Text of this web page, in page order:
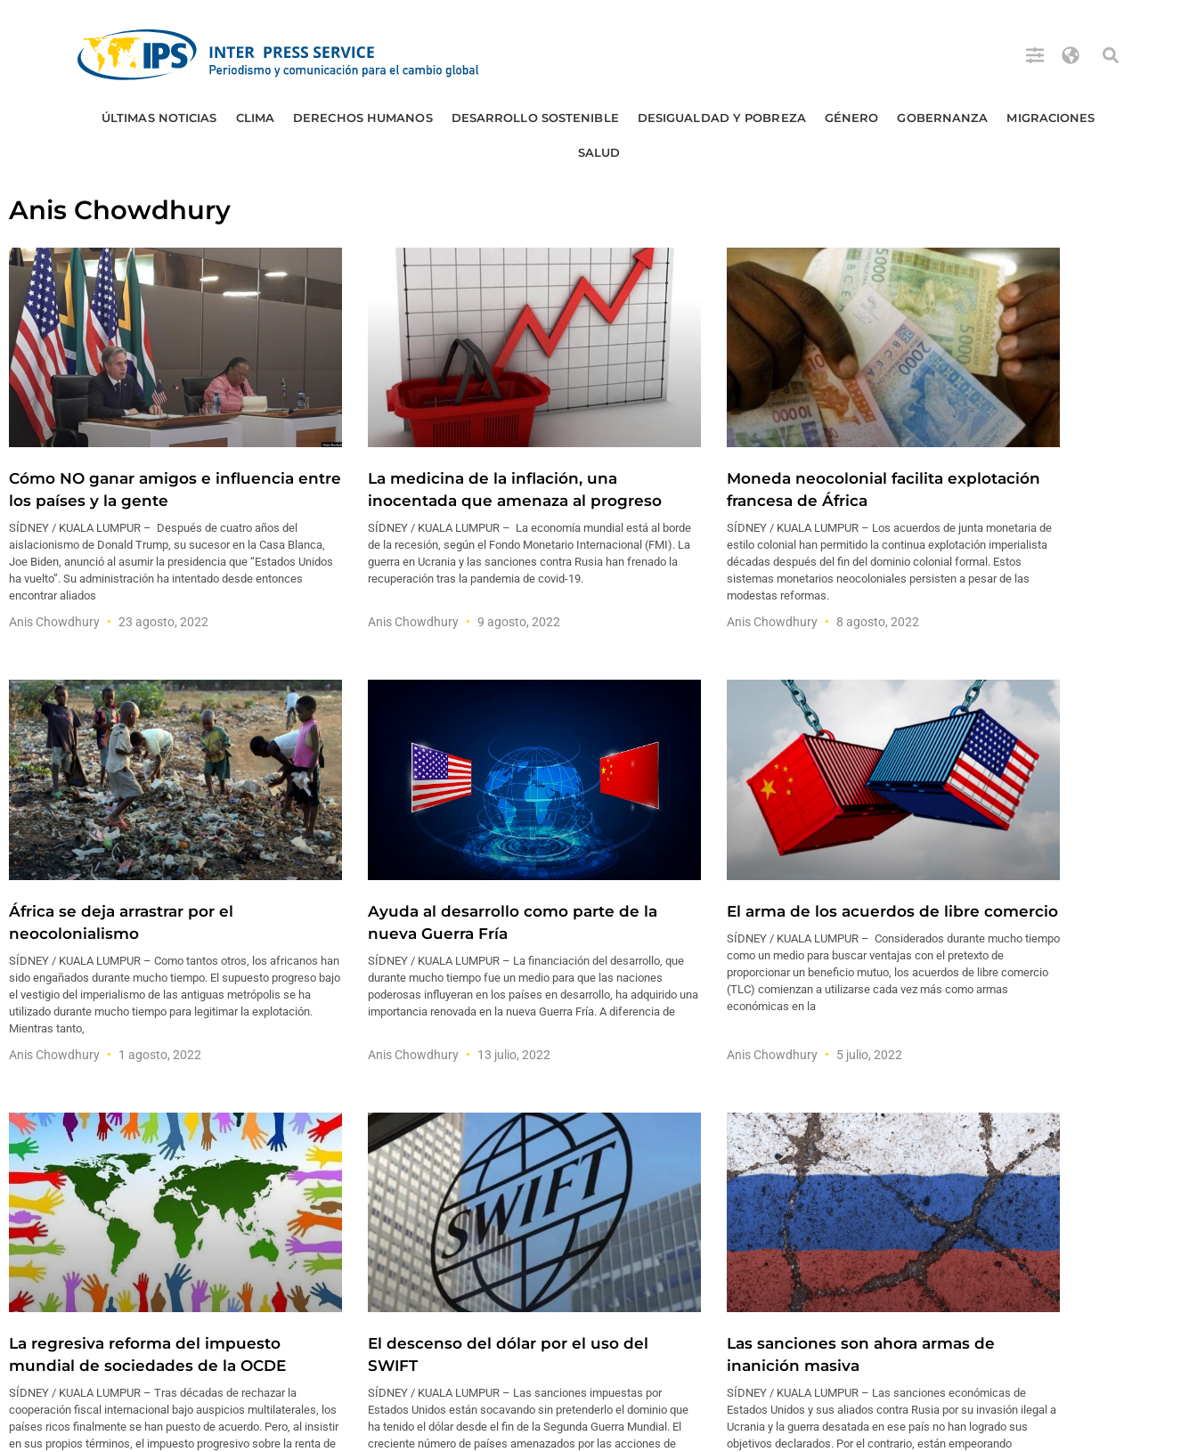
ÚLTIMAS NOTICIAS CLIMA DERECHOS HUMANOS DESARROLLO SOSTENIBLE DESIGUALDAD Y POBREZA GÉNERO GOBERNANZA MIGRACIONES
SALUD
Anis Chowdhury
Cómo NO ganar amigos e influencia entre
los países y la gente
SÍDNEY / KUALA LUMPUR – Después de cuatro años del
aislacionismo de Donald Trump, su sucesor en la Casa Blanca,
Joe Biden, anunció al asumir la presidencia que “Estados Unidos
ha vuelto”. Su administración ha intentado desde entonces
encontrar aliados
Anis Chowdhury 23 agosto, 2022
La medicina de la inflación, una
inocentada que amenaza al progreso
SÍDNEY / KUALA LUMPUR – La economía mundial está al borde
de la recesión, según el Fondo Monetario Internacional (FMI). La
guerra en Ucrania y las sanciones contra Rusia han frenado la
recuperación tras la pandemia de covid-19.
Anis Chowdhury 9 agosto, 2022
Moneda neocolonial facilita explotación
francesa de África
SÍDNEY / KUALA LUMPUR – Los acuerdos de junta monetaria de
estilo colonial han permitido la continua explotación imperialista
décadas después del fin del dominio colonial formal. Estos
sistemas monetarios neocoloniales persisten a pesar de las
modestas reformas.
Anis Chowdhury 8 agosto, 2022
África se deja arrastrar por el
neocolonialismo
SÍDNEY / KUALA LUMPUR – Como tantos otros, los africanos han
sido engañados durante mucho tiempo. El supuesto progreso bajo
el vestigio del imperialismo de las antiguas metrópolis se ha
utilizado durante mucho tiempo para legitimar la explotación.
Mientras tanto,
Anis Chowdhury 1 agosto, 2022
Ayuda al desarrollo como parte de la
nueva Guerra Fría
SÍDNEY / KUALA LUMPUR – La financiación del desarrollo, que
durante mucho tiempo fue un medio para que las naciones
poderosas influyeran en los países en desarrollo, ha adquirido una
importancia renovada en la nueva Guerra Fría. A diferencia de
Anis Chowdhury 13 julio, 2022
El arma de los acuerdos de libre comercio
SÍDNEY / KUALA LUMPUR – Considerados durante mucho tiempo
como un medio para buscar ventajas con el pretexto de
proporcionar un beneficio mutuo, los acuerdos de libre comercio
(TLC) comienzan a utilizarse cada vez más como armas
económicas en la
Anis Chowdhury 5 julio, 2022
La regresiva reforma del impuesto
mundial de sociedades de la OCDE
SÍDNEY / KUALA LUMPUR – Tras décadas de rechazar la
cooperación fiscal internacional bajo auspicios multilaterales, los
países ricos finalmente se han puesto de acuerdo. Pero, al insistir
en sus propios términos, el impuesto progresivo sobre la renta de
El descenso del dólar por el uso del
SWIFT
SÍDNEY / KUALA LUMPUR – Las sanciones impuestas por
Estados Unidos están socavando sin pretenderlo el dominio que
ha tenido el dólar desde el fin de la Segunda Guerra Mundial. El
creciente número de países amenazados por las acciones de
Las sanciones son ahora armas de
inanición masiva
SÍDNEY / KUALA LUMPUR – Las sanciones económicas de
Estados Unidos y sus aliados contra Rusia por su invasión ilegal a
Ucrania y la guerra desatada en ese país no han logrado sus
objetivos declarados. Por el contrario, están empeorando